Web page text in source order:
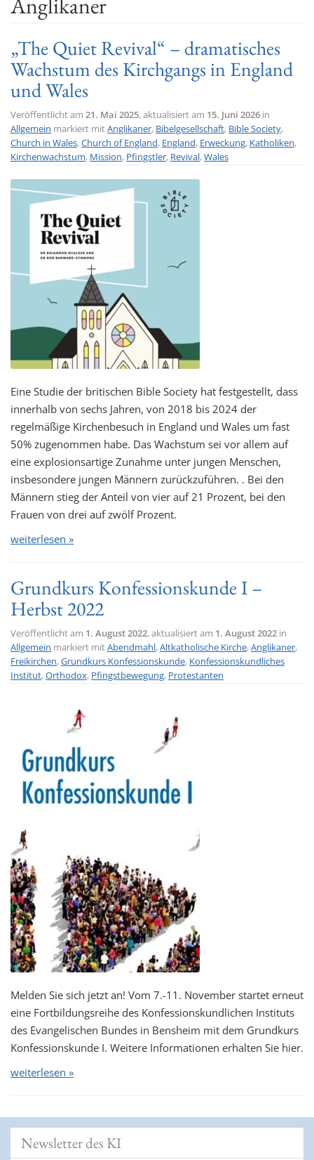
n
„The Quiet Revival“ – dramatisches
Wachstum des Kirchgangs in England
und Wales
Veröffentlicht am 21. Mai 2025, aktualisiert am 15. Juni 2026 in
Allgemein markiert mitAnglikaner, Bibelgesellschaft, Bible Society,
Church in Wales,Church of England, England, Erweckung, Katholiken,
Kirchenwachstum, Mission, Pfingstler, Revival,Wales
Eine Studie der britischen Bible Society hat festgestellt, dass
innerhalb von sechs Jahren, von 2018 bis 2024 der
regelmäßige Kirchenbesuch in England und Wales um fast
50% zugenommen habe. Das Wachstum sei vor allem auf
eine explosionsartige Zunahme unter jungen Menschen,
insbesondere jungen Männern zurückzuführen. . Bei den
Männern stieg der Anteil von vier auf 21 Prozent, bei den
Frauen von drei auf zwölf Prozent.
weiterlesen »
Grundkurs Konfessionskunde I –
Herbst 2022
Veröffentlicht am 1. August 2022, aktualisiert am 1. August 2022 in
Allgemein markiert mitAbendmahl,Altkatholische Kirche,Anglikaner,
Freikirchen,Grundkurs Konfessionskunde, Konfessionskundliches
Institut,Orthodox, Pfingstbewegung, Protestanten
Melden Sie sich jetzt an! Vom 7.-11. November startet erneut
eine Fortbildungsreihe des Konfessionskundlichen Instituts
des Evangelischen Bundes in Bensheim mit dem Grundkurs
Konfessionskunde I. Weitere Informationen erhalten Sie hier.
weiterlesen »
Newsletter des KI